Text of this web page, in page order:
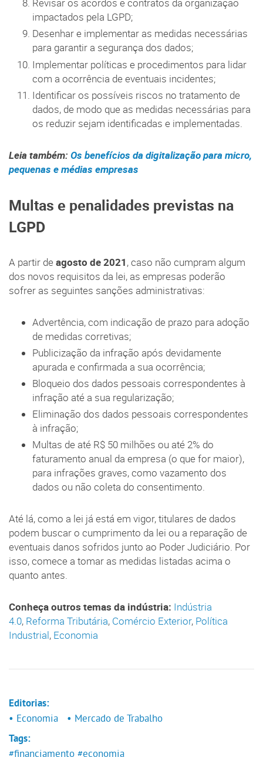
Revisar os acordos e contratos da organização
impactados pela LGPD;
Desenhar e implementar as medidas necessárias
para garantir a segurança dos dados;
Implementar políticas e procedimentos para lidar
com a ocorrência de eventuais incidentes;
Identificar os possíveis riscos no tratamento de
dados, de modo que as medidas necessárias para
os reduzir sejam identificadas e implementadas.
Leia também: Os benefícios da digitalização para micro,
pequenas e médias empresas
Multas e penalidades previstas na
LGPD
A partir deagosto de 2021, caso não cumpram algum
dos novos requisitos da lei, as empresas poderão
sofrer as seguintes sanções administrativas:
Advertência, com indicação de prazo para adoção
de medidas corretivas;
Publicização da infração após devidamente
apurada e confirmada a sua ocorrência;
Bloqueio dos dados pessoais correspondentes à
infração até a sua regularização;
Eliminação dos dados pessoais correspondentes
à infração;
Multas de até R$ 50 milhões ou até 2% do
faturamento anual da empresa (o que for maior),
para infrações graves, como vazamento dos
dados ou não coleta do consentimento.
Até lá, como a lei já está em vigor, titulares de dados
podem buscar o cumprimento da lei ou a reparação de
eventuais danos sofridos junto ao Poder Judiciário. Por
isso, comece a tomar as medidas listadas acima o
quanto antes.
Conheça outros temas da indústria: Indústria
4.0, Reforma Tributária, Comércio Exterior, Política
Industrial, Economia
Editorias:
• Economia
• Mercado de Trabalho
Tags:
#financiamento #economia